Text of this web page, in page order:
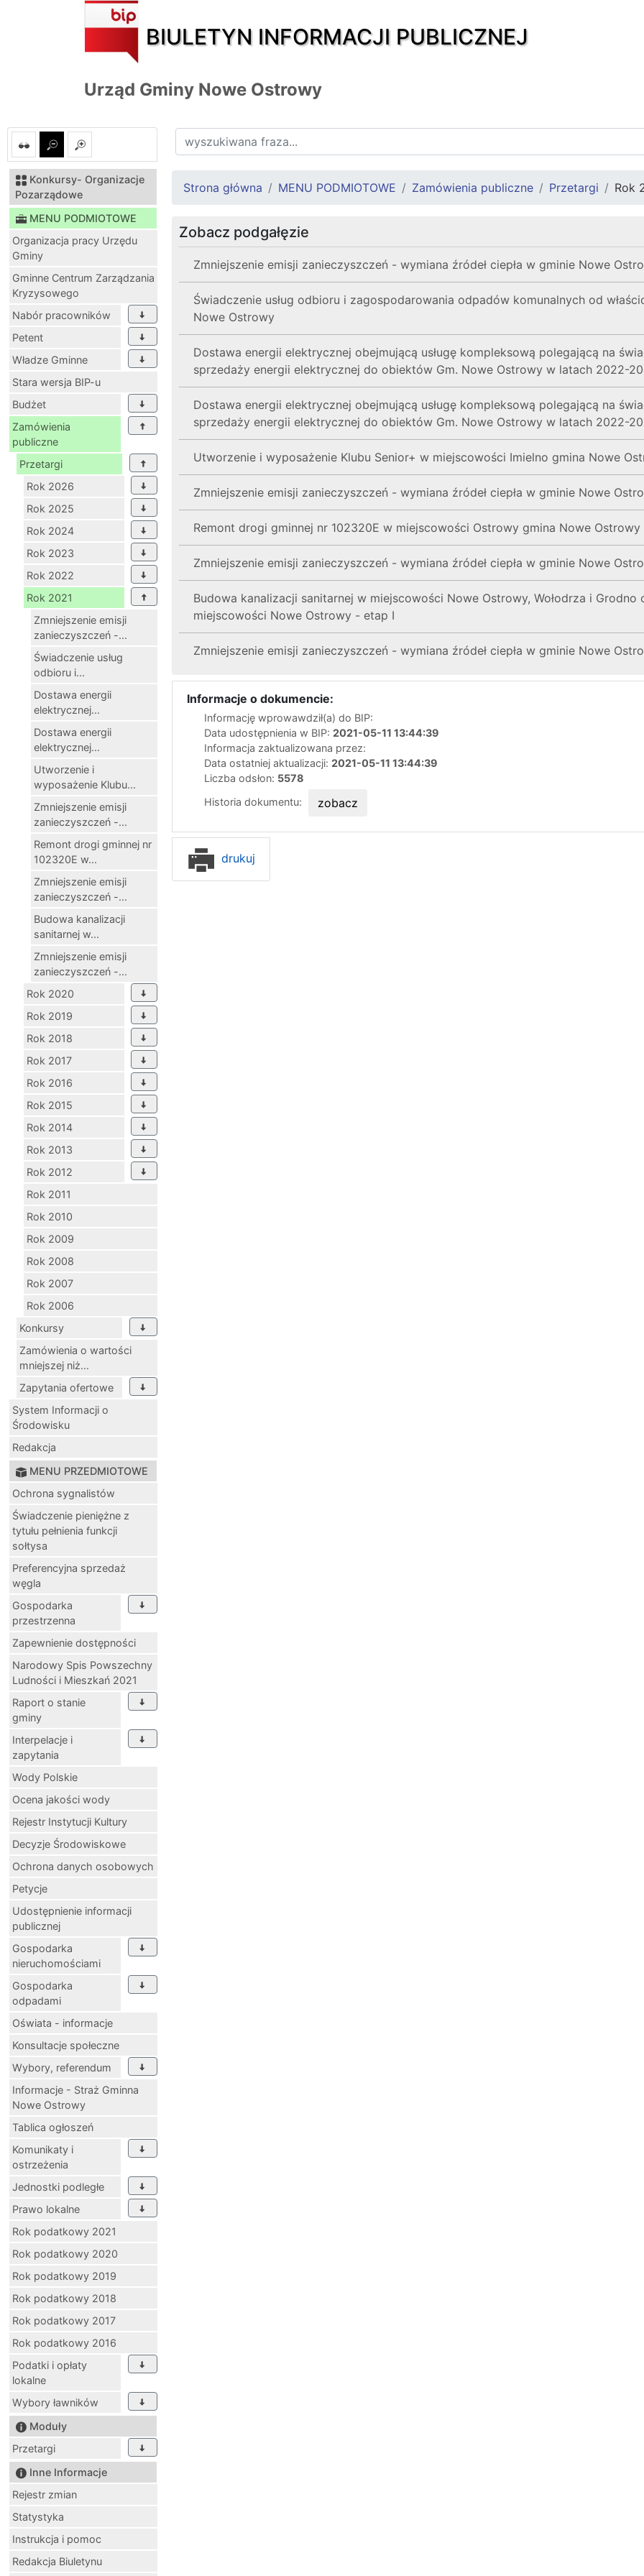
BIULETYN INFORMACJI PUBLICZNEJ
Urząd Gminy Nowe Ostrowy
Konkursy- Organizacje
Pozarządowe
MENU PODMIOTOWE
Organizacja pracy Urzędu
Gminy
Gminne Centrum Zarządzania
Kryzysowego
Nabór pracowników
Petent
Władze Gminne
Stara wersja BIP-u
Budżet
Zamówienia
publiczne
Przetargi
Rok 2026
Rok 2025
Rok 2024
Rok 2023
Rok 2022
Rok 2021
Zmniejszenie emisji
zanieczyszczeń -...
Świadczenie usług
odbioru i...
Dostawa energii
elektrycznej...
Dostawa energii
elektrycznej...
Utworzenie i
wyposażenie Klubu...
Zmniejszenie emisji
zanieczyszczeń -...
Remont drogi gminnej nr
102320E w...
Zmniejszenie emisji
zanieczyszczeń -...
Budowa kanalizacji
sanitarnej w...
Zmniejszenie emisji
zanieczyszczeń -...
Rok 2020
Rok 2019
Rok 2018
Rok 2017
Rok 2016
Rok 2015
Rok 2014
Rok 2013
Rok 2012
Rok 2011
Rok 2010
Rok 2009
Rok 2008
Rok 2007
Rok 2006
Konkursy
Zamówienia o wartości
mniejszej niż...
Zapytania ofertowe
System Informacji o
Środowisku
Redakcja
MENU PRZEDMIOTOWE
Ochrona sygnalistów
Świadczenie pieniężne z
tytułu pełnienia funkcji
sołtysa
Preferencyjna sprzedaż
węgla
Gospodarka
przestrzenna
Zapewnienie dostępności
Narodowy Spis Powszechny
Ludności i Mieszkań 2021
Raport o stanie
gminy
Interpelacje i
zapytania
Wody Polskie
Ocena jakości wody
Rejestr Instytucji Kultury
Decyzje Środowiskowe
Ochrona danych osobowych
Petycje
Udostępnienie informacji
publicznej
Gospodarka
nieruchomościami
Gospodarka
odpadami
Oświata - informacje
Konsultacje społeczne
Wybory, referendum
Informacje - Straż Gminna
Nowe Ostrowy
Tablica ogłoszeń
Komunikaty i
ostrzeżenia
Jednostki podległe
Prawo lokalne
Rok podatkowy 2021
Rok podatkowy 2020
Rok podatkowy 2019
Rok podatkowy 2018
Rok podatkowy 2017
Rok podatkowy 2016
Podatki i opłaty
lokalne
Wybory ławników
Moduły
Przetargi
Inne Informacje
Rejestr zmian
Statystyka
Instrukcja i pomoc
Redakcja Biuletynu
Strona główna MENU PODMIOTOWE Zamówienia publiczne Przetargi Rok
Zobacz podgałęzie
Zmniejszenie emisji zanieczyszczeń - wymiana źródeł ciepła w gminie Nowe
Świadczenie usług odbioru i zagospodarowania odpadów komunalnych od
Nowe Ostrowy
Dostawa energii elektrycznej obejmującą usługę kompleksową polegającą na
sprzedaży energii elektrycznej do obiektów Gm. Nowe Ostrowy w latach 2022-
Dostawa energii elektrycznej obejmującą usługę kompleksową polegającą na
sprzedaży energii elektrycznej do obiektów Gm. Nowe Ostrowy w latach 2022-
Utworzenie i wyposażenie Klubu Senior+ w miejscowości Imielno gmina Nowe
Zmniejszenie emisji zanieczyszczeń - wymiana źródeł ciepła w gminie Nowe
Remont drogi gminnej nr 102320E w miejscowości Ostrowy gmina Nowe Ostrowy
Zmniejszenie emisji zanieczyszczeń - wymiana źródeł ciepła w gminie Nowe
Budowa kanalizacji sanitarnej w miejscowości Nowe Ostrowy, Wołodrza i
miejscowości Nowe Ostrowy - etap I
Zmniejszenie emisji zanieczyszczeń - wymiana źródeł ciepła w gminie Nowe
Informacje o dokumencie:
Informację wprowawdził(a) do BIP:
Data udostępnienia w BIP: 2021-05-11 13:44:39
Informacja zaktualizowana przez:
Data ostatniej aktualizacji: 2021-05-11 13:44:39
Liczba odsłon: 5578
Historia dokumentu:
zobacz
drukuj